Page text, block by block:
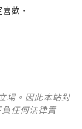
喜歡‧
場。因此本站對
任何法律責